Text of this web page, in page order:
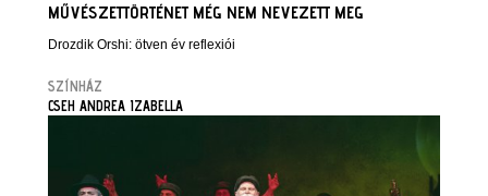
MŰVÉSZETTÖRTÉNET MÉG NEM NEVEZETT MEG
Drozdik Orshi: ötven év reflexiói
SZÍNHÁZ
CSEH ANDREA IZABELLA